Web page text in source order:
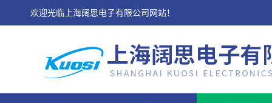
欢迎光临上海阔思电子有限公司网站！